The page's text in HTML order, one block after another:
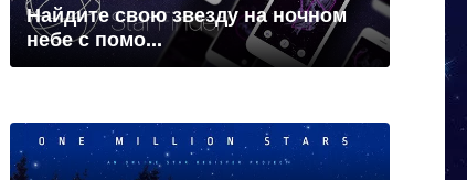
Найдите свою звезду на ночном
небе с помо...